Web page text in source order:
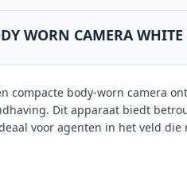
WORN CAMERA WHITE
compacte body-worn camera
Dit apparaat biedt
voor agenten in het veld